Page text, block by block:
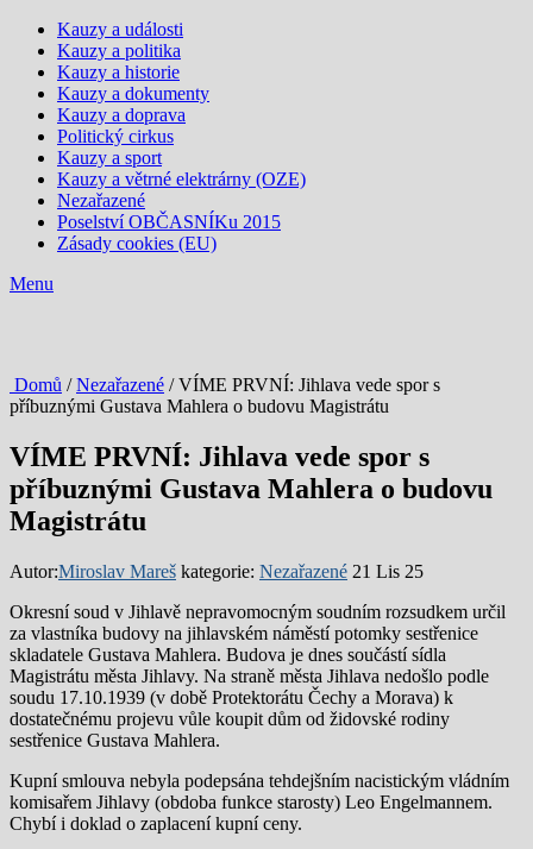
Kauzy a události
Kauzy a politika
Kauzy a historie
Kauzy a dokumenty
Kauzy a doprava
Politický cirkus
Kauzy a sport
Kauzy a větrné elektrárny (OZE)
Nezařazené
Poselství OBČASNÍKu 2015
Zásady cookies (EU)
Menu
Domů /Nezařazené / VÍME PRVNÍ: Jihlava vede spor s
příbuznými Gustava Mahlera o budovu Magistrátu
VÍME PRVNÍ: Jihlava vede spor s
příbuznými Gustava Mahlera o budovu
Magistrátu
Autor:Miroslav Mareš kategorie: Nezařazené 21 Lis 25
Okresní soud v Jihlavě nepravomocným soudním rozsudkem určil
za vlastníka budovy na jihlavském náměstí potomky sestřenice
skladatele Gustava Mahlera. Budova je dnes součástí sídla
Magistrátu města Jihlavy. Na straně města Jihlava nedošlo podle
soudu 17.10.1939 (v době Protektorátu Čechy a Morava) k
dostatečnému projevu vůle koupit dům od židovské rodiny
sestřenice Gustava Mahlera.
Kupní smlouva nebyla podepsána tehdejšním nacistickým vládním
komisařem Jihlavy (obdoba funkce starosty) Leo Engelmannem.
Chybí i doklad o zaplacení kupní ceny.